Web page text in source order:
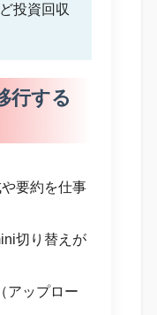
投資回収
行する
や要約を仕事
切り替えが
アップロー